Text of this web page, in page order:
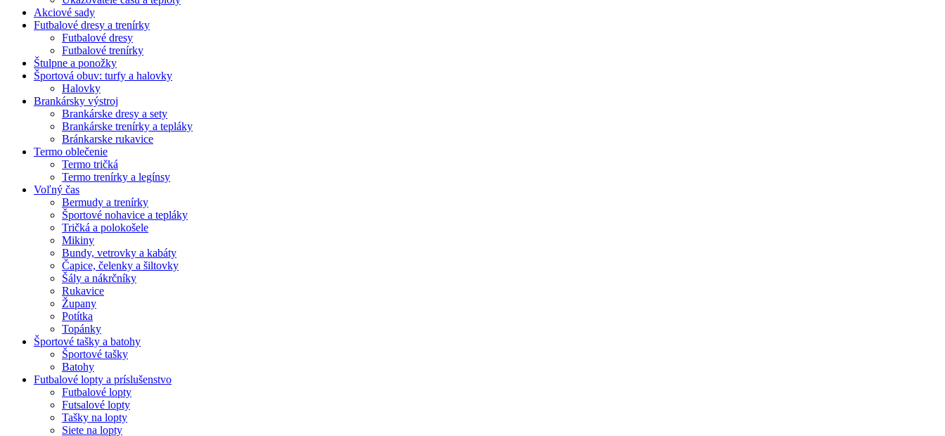
Akciové sady
Futbalové dresy a trenírky
Futbalové dresy
Futbalové trenírky
Štulpne a ponožky
Športová obuv: turfy a halovky
Halovky
Brankársky výstroj
Brankárske dresy a sety
Brankárske trenírky a tepláky
Bránkarske rukavice
Termo oblečenie
Termo tričká
Termo trenírky a legínsy
Voľný čas
Bermudy a trenírky
Športové nohavice a tepláky
Tričká a polokošele
Mikiny
Bundy, vetrovky a kabáty
Čapice, čelenky a šiltovky
Šály a nákrčníky
Rukavice
Župany
Potítka
Topánky
Športové tašky a batohy
Športové tašky
Batohy
Futbalové lopty a príslušenstvo
Futbalové lopty
Futsalové lopty
Tašky na lopty
Siete na lopty